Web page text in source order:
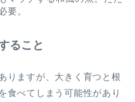
要。
ること
りますが、大きく育つと根
食べてしまう可能性があり